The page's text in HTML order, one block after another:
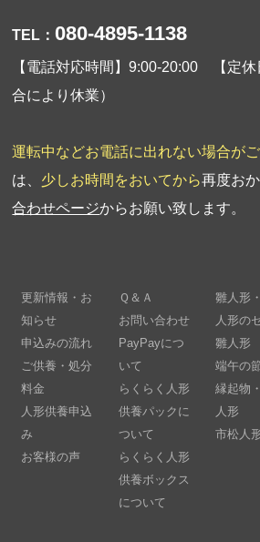
TEL： 080-4895-1138
【電話対応時間】9:00-20:00 【定
合により休業）
運転中などお電話に出れない場合がご
は、 少しお時間をおいてから再度お
合わせページからお願い致します。
更新情報・お
知らせ
申込みの流れ
ご供養・処分
料金
人形供養申込
み
お客様の声
Ｑ＆Ａ
お問い合わせ
PayPayにつ
いて
らくらく人形
供養パックに
ついて
らくらく人形
供養ボックス
について
雛人形
人形の
雛人形
端午の
縁起物
人形
市松人